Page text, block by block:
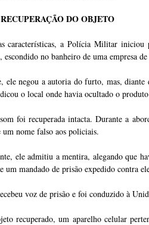
DO OBJETO
características, a Polícia Militar iniciou
no banheiro de uma empresa
ele negou a autoria do furto, mas, diante
o local onde havia ocultado o
foi recuperada intacta. Durante a
nome falso aos policiais.
ele admitiu a mentira, alegando que
um mandado de prisão expedido contra
voz de prisão e foi conduzido à
recuperado, um aparelho celular